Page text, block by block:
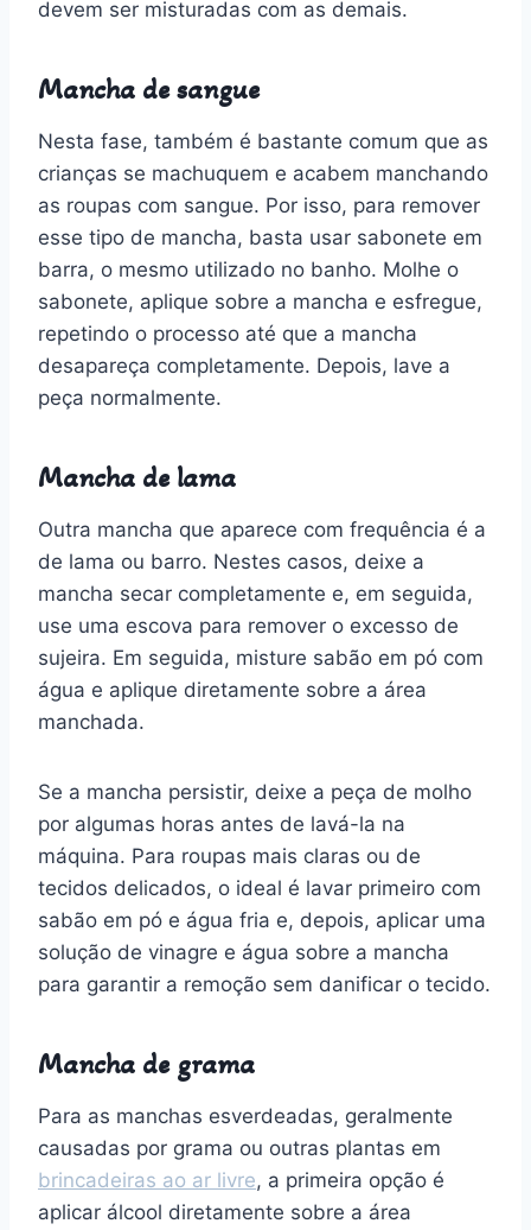
devem ser misturadas com as demais.
Mancha de sangue
Nesta fase, também é bastante comum que as
crianças se machuquem e acabem manchando
as roupas com sangue. Por isso, para remover
esse tipo de mancha, basta usar sabonete em
barra, o mesmo utilizado no banho. Molhe o
sabonete, aplique sobre a mancha e esfregue,
repetindo o processo até que a mancha
desapareça completamente. Depois, lave a
peça normalmente.
Mancha de lama
Outra mancha que aparece com frequência é a
de lama ou barro. Nestes casos, deixe a
mancha secar completamente e, em seguida,
use uma escova para remover o excesso de
sujeira. Em seguida, misture sabão em pó com
água e aplique diretamente sobre a área
manchada.
Se a mancha persistir, deixe a peça de molho
por algumas horas antes de lavá-la na
máquina. Para roupas mais claras ou de
tecidos delicados, o ideal é lavar primeiro com
sabão em pó e água fria e, depois, aplicar uma
solução de vinagre e água sobre a mancha
para garantir a remoção sem danificar o tecido.
Mancha de grama
Para as manchas esverdeadas, geralmente
causadas por grama ou outras plantas em
brincadeiras ao ar livre, a primeira opção é
aplicar álcool diretamente sobre a área